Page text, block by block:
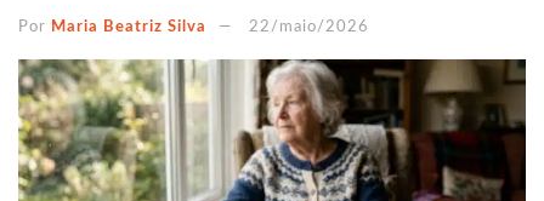
Por Maria Beatriz Silva 22/maio/2026